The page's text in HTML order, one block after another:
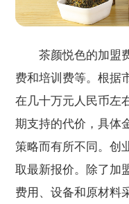
茶颜悦色的加盟费
费和培训费等。根据
在几十万元人民币左
期支持的代价，具体
策略而有所不同。创
取最新报价。除了加
费用、设备和原材料